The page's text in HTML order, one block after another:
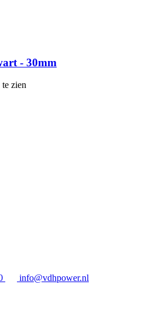
- 30mm
zien
info@vdhpower.nl